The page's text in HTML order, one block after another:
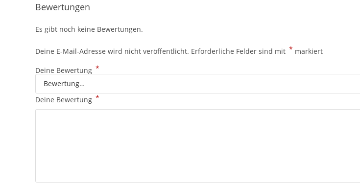
Bewertungen
Es gibt noch keine Bewertungen.
Deine E-Mail-Adresse wird nicht veröffentlicht. Erforderliche Felder sind mit * markiert
Deine Bewertung *
Deine Bewertung *